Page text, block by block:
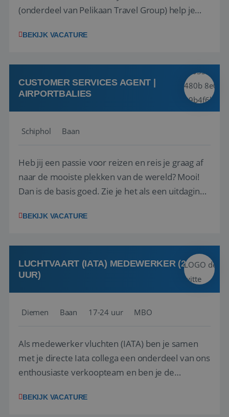
(onderdeel van Pelikaan Travel Group) help je
vinden. Samen maken we van elke reis een
hebt in de reisbranche of j...
BEKIJK VACATURE
CUSTOMER SERVICES AGENT |
AIRPORTBALIES
Schiphol Baan
Heb jij een passie voor reizen en reis je graag af
naar de mooiste plekken van de wereld? Mooi!
Dan is de basis goed. Zie je het als een uitdaging
het samenstellen en boeken van de perfecte
deze onderdelen zijn nu samen gevoegd...
BEKIJK VACATURE
LUCHTVAART (IATA) MEDEWERKER (24-32
UUR)
Diemen Baan 17-24 uur MBO
Als medewerker vluchten (IATA) ben je samen
met je directe Iata collega een onderdeel van ons
enthousiaste verkoopteam en ben je de
en tarieven waar je collega’s niet uitkomen.
BEKIJK VACATURE